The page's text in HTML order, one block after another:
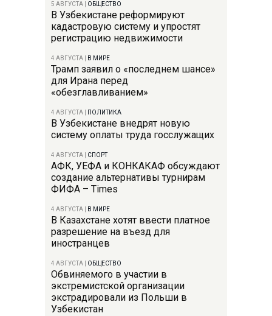
5 АВГУСТА ОБЩЕСТВО
В Узбекистане реформируют
кадастровую систему и упростят
регистрацию недвижимости
4 АВГУСТА В МИРЕ
Трамп заявил о «последнем шансе»
для Ирана перед
«обезглавливанием»
4 АВГУСТА ПОЛИТИКА
В Узбекистане внедрят новую
систему оплаты труда госслужащих
4 АВГУСТА СПОРТ
АФК, УЕФА и КОНКАКАФ обсуждают
создание альтернативы турнирам
ФИФА – Times
4 АВГУСТА В МИРЕ
В Казахстане хотят ввести платное
разрешение на въезд для
иностранцев
4 АВГУСТА ОБЩЕСТВО
Обвиняемого в участии в
экстремистской организации
экстрадировали из Польши в
Узбекистан